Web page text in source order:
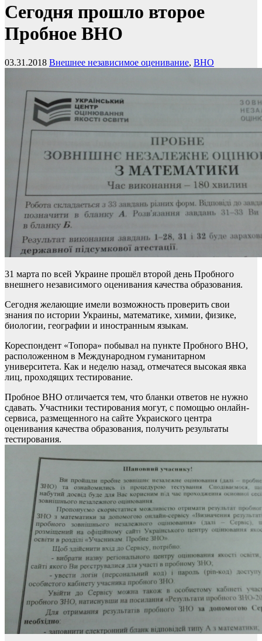
Сегодня прошло второе
Пробное ВНО
03.31.2018 Внешнее независимое оценивание, ВНО
31 марта по всей Украине прошёл второй день Пробного
внешнего независимого оценивания качества образования.
Сегодня желающие имели возможность проверить свои
знания по истории Украины, математике, химии, физике,
биологии, географии и иностранным языкам.
Кореспондент «Топора» побывал на пункте Пробного ВНО,
расположенном в Международном гуманитарном
университета. Как и неделю назад, отмечатеся высокая явка
лиц, проходящих тестирование.
Пробное ВНО отличается тем, что бланки ответов не нужно
сдавать. Участники тестирования могут, с помощью онлайн-
сервиса, размещенного на сайте Украиского центра
оценивания качества образования, получить результаты
тестирования.